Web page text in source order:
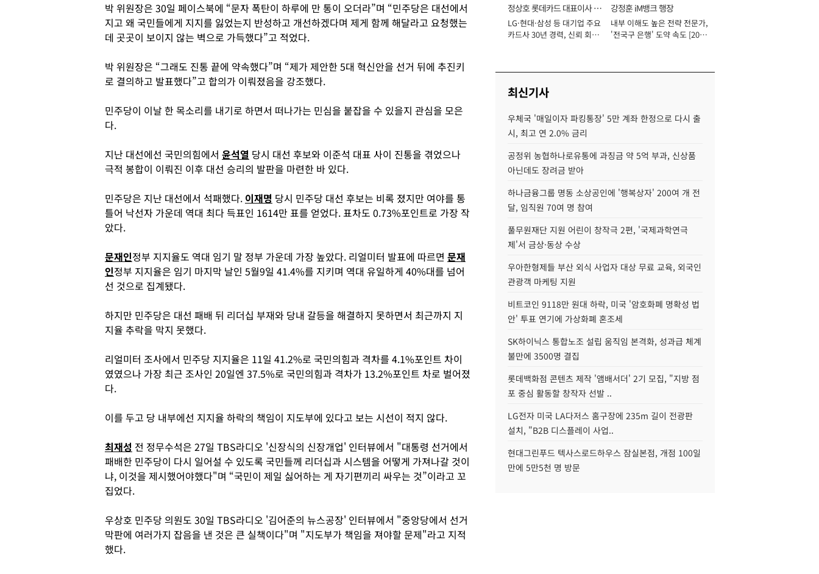
박 위원장은 30일 페이스북에 “문자 폭탄이 하루에 만 통이 오더라”며 “민주당은 대선에서
지고 왜 국민들에게 지지를 잃었는지 반성하고 개선하겠다며 제게 함께 해달라고 요청했는
데 곳곳이 보이지 않는 벽으로 가득했다”고 적었다.
박 위원장은 “그래도 진통 끝에 약속했다”며 “제가 제안한 5대 혁신안을 선거 뒤에 추진키
로 결의하고 발표했다”고 합의가 이뤄졌음을 강조했다.
민주당이 이날 한 목소리를 내기로 하면서 떠나가는 민심을 붙잡을 수 있을지 관심을 모은
다.
지난 대선에선 국민의힘에서 윤석열 당시 대선 후보와 이준석 대표 사이 진통을 겪었으나
극적 봉합이 이뤄진 이후 대선 승리의 발판을 마련한 바 있다.
민주당은 지난 대선에서 석패했다. 이재명 당시 민주당 대선 후보는 비록 졌지만 여야를 통
틀어 낙선자 가운데 역대 최다 득표인 1614만 표를 얻었다. 표차도 0.73%포인트로 가장 작
았다.
문재인정부 지지율도 역대 임기 말 정부 가운데 가장 높았다. 리얼미터 발표에 따르면 문재
인정부 지지율은 임기 마지막 날인 5월9일 41.4%를 지키며 역대 유일하게 40%대를 넘어
선 것으로 집계됐다.
하지만 민주당은 대선 패배 뒤 리더십 부재와 당내 갈등을 해결하지 못하면서 최근까지 지
지율 추락을 막지 못했다.
리얼미터 조사에서 민주당 지지율은 11일 41.2%로 국민의힘과 격차를 4.1%포인트 차이
였였으나 가장 최근 조사인 20일엔 37.5%로 국민의힘과 격차가 13.2%포인트 차로 벌어졌
다.
이를 두고 당 내부에선 지지율 하락의 책임이 지도부에 있다고 보는 시선이 적지 않다.
최재성 전 정무수석은 27일 TBS라디오 '신장식의 신장개업' 인터뷰에서 "대통령 선거에서
패배한 민주당이 다시 일어설 수 있도록 국민들께 리더십과 시스템을 어떻게 가져나갈 것이
냐, 이것을 제시했어야했다"며 “국민이 제일 싫어하는 게 자기편끼리 싸우는 것”이라고 꼬
집었다.
우상호 민주당 의원도 30일 TBS라디오 '김어준의 뉴스공장' 인터뷰에서 "중앙당에서 선거
막판에 여러가지 잡음을 낸 것은 큰 실책이다"며 "지도부가 책임을 져야할 문제"라고 지적
했다.
정상호 롯데카드 대표이사 사
장
LG·현대·삼성 등 대기업 주요
카드사 30년 경력, 신뢰 회복
강정훈 iM뱅크 행장
내부 이해도 높은 전략 전문가,
'전국구 은행' 도약 속도 [2026
최신기사
우체국 '매일이자 파킹통장' 5만 계좌 한정으로 다시 출
시, 최고 연 2.0% 금리
공정위 농협하나로유통에 과징금 약 5억 부과, 신상품
아닌데도 장려금 받아
하나금융그룹 명동 소상공인에 '행복상자' 200여 개 전
달, 임직원 70여 명 참여
풀무원재단 지원 어린이 창작극 2편, '국제과학연극
제'서 금상·동상 수상
우아한형제들 부산 외식 사업자 대상 무료 교육, 외국인
관광객 마케팅 지원
비트코인 9118만 원대 하락, 미국 '암호화폐 명확성 법
안' 투표 연기에 가상화폐 혼조세
SK하이닉스 통합노조 설립 움직임 본격화, 성과급 체계
불만에 3500명 결집
롯데백화점 콘텐츠 제작 '앰배서더' 2기 모집, "지방 점
포 중심 활동할 창작자 선발 ..
LG전자 미국 LA다저스 홈구장에 235m 길이 전광판
설치, "B2B 디스플레이 사업..
현대그린푸드 텍사스로드하우스 잠실본점, 개점 100일
만에 5만5천 명 방문